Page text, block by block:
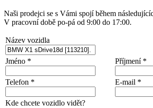
Naši prodejci se s Vámi spojí během
V pracovní době po-pá od 9:00 do 17:00.
Název vozidla
Jméno * Příjmení *
Telefon * E-mail *
Kde chcete vozidlo vidět?